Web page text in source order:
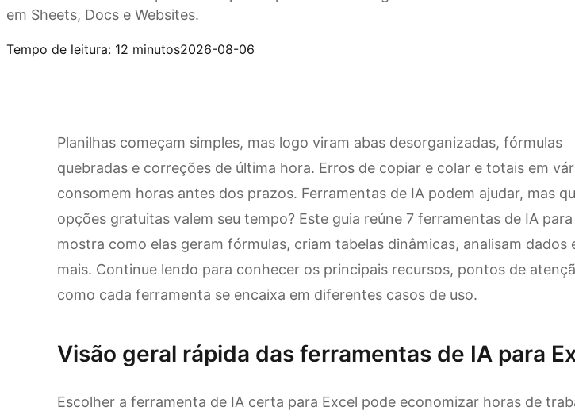
em Sheets, Docs e Websites.
Tempo de leitura: 12 minutos2026-08-06
Planilhas começam simples, mas logo viram abas desorganizadas, fórmulas
quebradas e correções de última hora. Erros de copiar e colar e totais em
consomem horas antes dos prazos. Ferramentas de IA podem ajudar, mas
opções gratuitas valem seu tempo? Este guia reúne 7 ferramentas de IA para
mostra como elas geram fórmulas, criam tabelas dinâmicas, analisam dados
mais. Continue lendo para conhecer os principais recursos, pontos de
como cada ferramenta se encaixa em diferentes casos de uso.
Visão geral rápida das ferramentas de IA para
Escolher a ferramenta de IA certa para Excel pode economizar horas de